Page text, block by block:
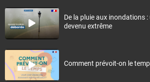
De la pluie aux inondations
devenu extrême
Comment prévoit-on le